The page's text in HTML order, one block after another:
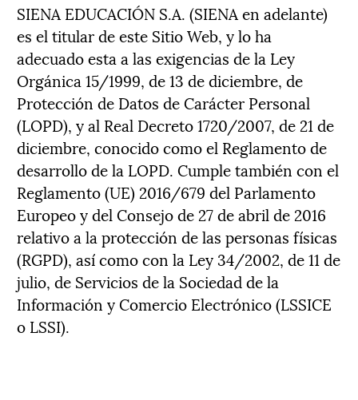
SIENA EDUCACIÓN S.A. (SIENA en adelante)
es el titular de este Sitio Web, y lo ha
adecuado esta a las exigencias de la Ley
Orgánica 15/1999, de 13 de diciembre, de
Protección de Datos de Carácter Personal
(LOPD), y al Real Decreto 1720/2007, de 21 de
diciembre, conocido como el Reglamento de
desarrollo de la LOPD. Cumple también con el
Reglamento (UE) 2016/679 del Parlamento
Europeo y del Consejo de 27 de abril de 2016
relativo a la protección de las personas físicas
(RGPD), así como con la Ley 34/2002, de 11 de
julio, de Servicios de la Sociedad de la
Información y Comercio Electrónico (LSSICE
o LSSI).